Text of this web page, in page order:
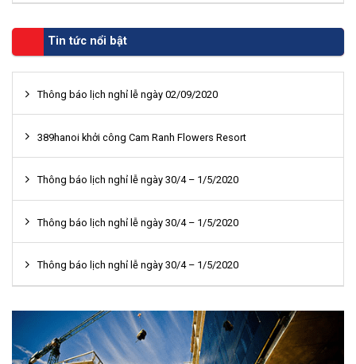
Tin tức nổi bật
Thông báo lịch nghỉ lễ ngày 02/09/2020
389hanoi khởi công Cam Ranh Flowers Resort
Thông báo lịch nghỉ lễ ngày 30/4 – 1/5/2020
Thông báo lịch nghỉ lễ ngày 30/4 – 1/5/2020
Thông báo lịch nghỉ lễ ngày 30/4 – 1/5/2020